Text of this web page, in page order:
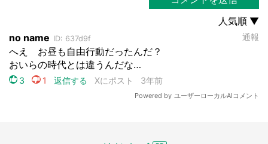
選択する